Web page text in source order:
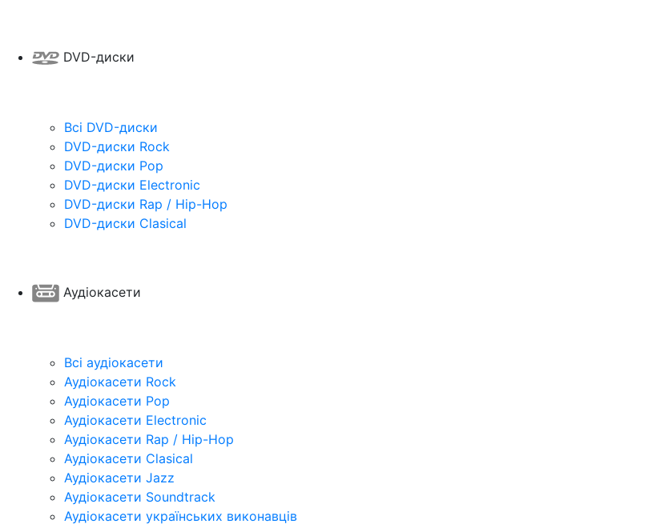
DVD-диски
Всі DVD-диски
DVD-диски Rock
DVD-диски Pop
DVD-диски Electronic
DVD-диски Rap / Hip-Hop
DVD-диски Clasical
Аудіокасети
Всі аудіокасети
Аудіокасети Rock
Аудіокасети Pop
Аудіокасети Electronic
Аудіокасети Rap / Hip-Hop
Аудіокасети Clasical
Аудіокасети Jazz
Аудіокасети Soundtrack
Аудіокасети українських виконавців